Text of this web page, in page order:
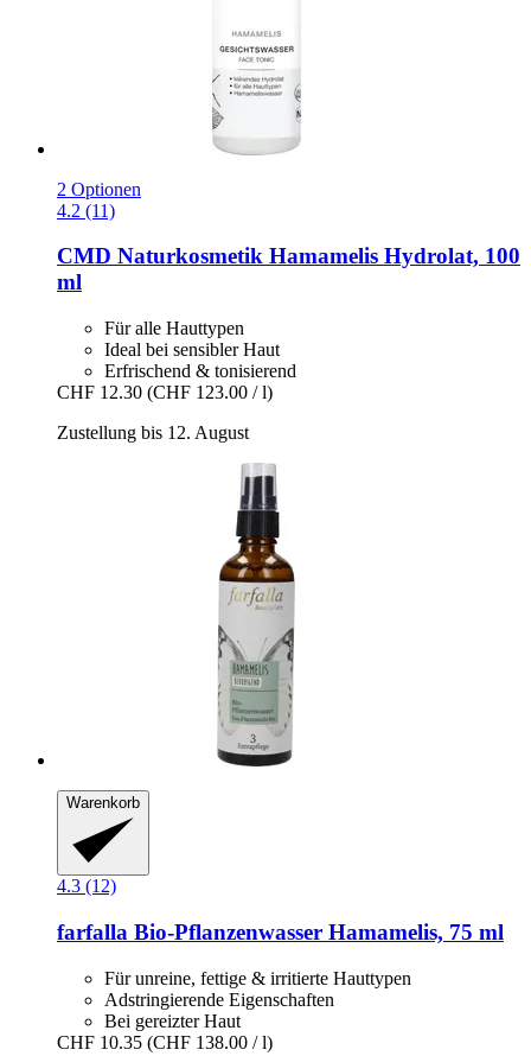
2 Optionen
4.2 (11)
CMD Naturkosmetik Hamamelis Hydrolat, 100
ml
Für alle Hauttypen
Ideal bei sensibler Haut
Erfrischend & tonisierend
CHF 12.30 (CHF 123.00 / l)
Zustellung bis 12. August
Warenkorb
4.3 (12)
farfalla Bio-​Pflanzenwasser Hamamelis, 75 ml
Für unreine, fettige & irritierte Hauttypen
Adstringierende Eigenschaften
Bei gereizter Haut
CHF 10.35 (CHF 138.00 / l)